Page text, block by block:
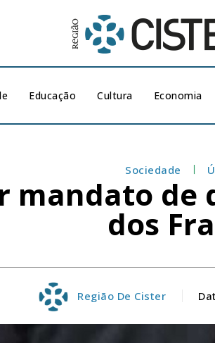
Educação Cultura Economia
Sociedade
mandato de
dos
Região De Cister